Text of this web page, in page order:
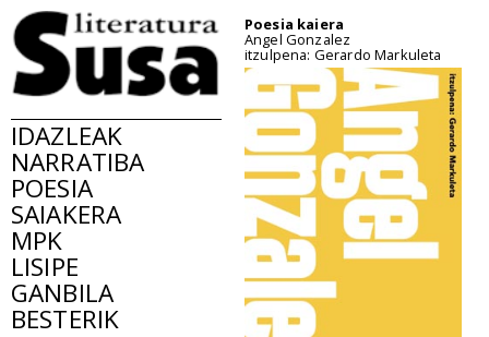
IDAZLEAK
NARRATIBA
POESIA
SAIAKERA
MPK
LISIPE
GANBILA
BESTERIK
Poesia kaiera
Angel Gonzalez
itzulpena: Gerardo Markuleta